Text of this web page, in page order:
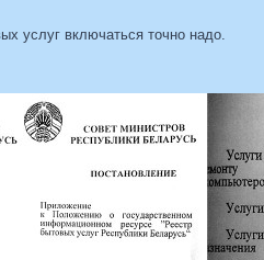
услуг включаться точно надо.